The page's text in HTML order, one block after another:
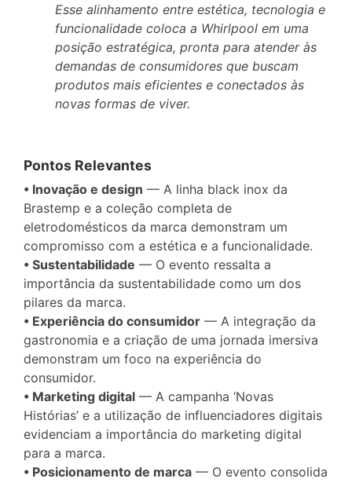
Esse alinhamento entre estética, tecnologia e
funcionalidade coloca a Whirlpool em uma
posição estratégica, pronta para atender às
demandas de consumidores que buscam
produtos mais eficientes e conectados às
novas formas de viver.
Pontos Relevantes
• Inovação e design — A linha black inox da
Brastemp e a coleção completa de
eletrodomésticos da marca demonstram um
compromisso com a estética e a funcionalidade.
• Sustentabilidade — O evento ressalta a
importância da sustentabilidade como um dos
pilares da marca.
• Experiência do consumidor — A integração da
gastronomia e a criação de uma jornada imersiva
demonstram um foco na experiência do
consumidor.
• Marketing digital — A campanha ‘Novas
Histórias’ e a utilização de influenciadores digitais
evidenciam a importância do marketing digital
para a marca.
• Posicionamento de marca — O evento consolida